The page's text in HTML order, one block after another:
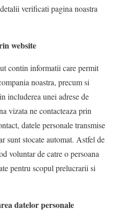
verificati pagina noastra
website
contin informatii care permit
noastra, precum si
includerea unei adrese de
vizata ne contacteaza prin
datele personale transmise
sunt stocate automat. Astfel de
voluntar de catre o persoana
pentru scopul prelucrarii si
datelor personale